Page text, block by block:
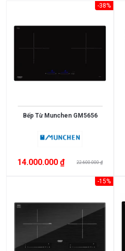
Xem
MỨC
3.000.000
5.000.000
-38%
Bếp Từ Munchen GM5656
14.000.000 ₫ 22.600.000 ₫
-15%